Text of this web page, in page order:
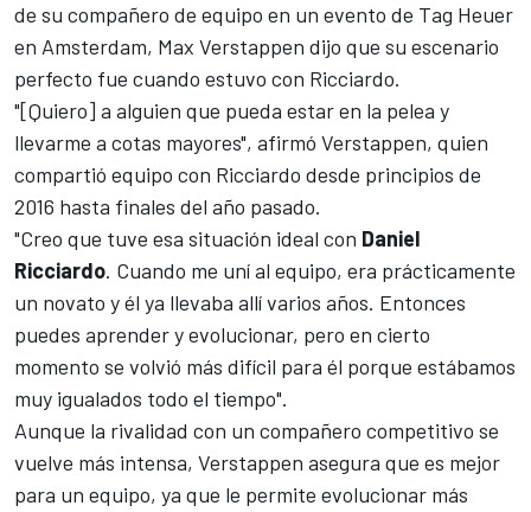
de su compañero de equipo en un evento de Tag Heuer
en Amsterdam, Max Verstappen dijo que su escenario
perfecto fue cuando estuvo con Ricciardo.
"[Quiero] a alguien que pueda estar en la pelea y
llevarme a cotas mayores", afirmó Verstappen, quien
compartió equipo con Ricciardo desde principios de
2016 hasta finales del año pasado.
"Creo que tuve esa situación ideal con Daniel
Ricciardo. Cuando me uní al equipo, era prácticamente
un novato y él ya llevaba allí varios años. Entonces
puedes aprender y evolucionar, pero en cierto
momento se volvió más difícil para él porque estábamos
muy igualados todo el tiempo".
Aunque la rivalidad con un compañero competitivo se
vuelve más intensa, Verstappen asegura que es mejor
para un equipo, ya que le permite evolucionar más